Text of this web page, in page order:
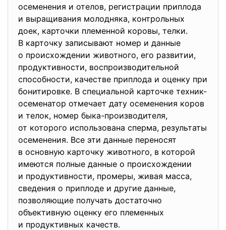
осеменения и отелов, регистрации приплода
и выращивания молодняка, контрольных
доек, карточки племенной коровы, телки.
В карточку записывают номер и данные
о происхождении животного, его развитии,
продуктивности, воспроизводительной
способности, качестве приплода и оценку при
бонитировке. В специальной карточке техник-
осеменатор отмечает дату осеменения коров
и телок, номер быка-производителя,
от которого использована сперма, результаты
осеменения. Все эти данные переносят
в основную карточку животного, в которой
имеются полные данные о происхождении
и продуктивности, промеры, живая масса,
сведения о приплоде и другие данные,
позволяющие получать достаточно
объективную оценку его племенных
и продуктивных качеств.